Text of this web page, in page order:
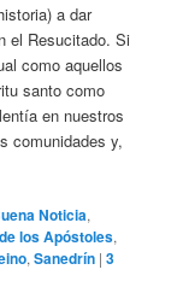
a dar
el Resucitado. Si
como aquellos
santo como
en nuestros
comunidades y,
Noticia,
los Apóstoles,
,Sanedrín |3